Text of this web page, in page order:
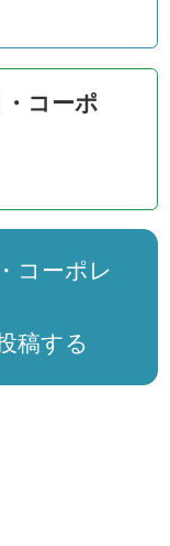
コーポ
コーポレ
稿する